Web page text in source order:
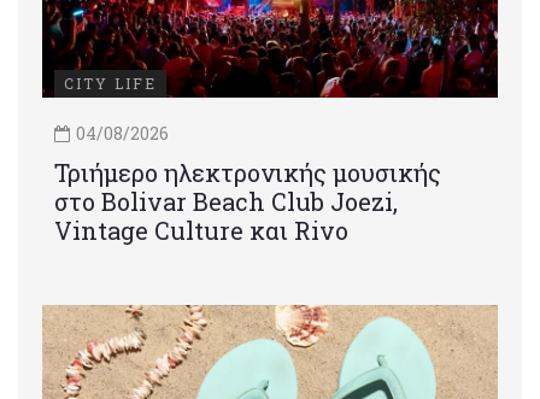
CITY LIFE
04/08/2026
Τριήμερο ηλεκτρονικής μουσικής
στο Bolivar Beach Club Joezi,
Vintage Culture και Rivo